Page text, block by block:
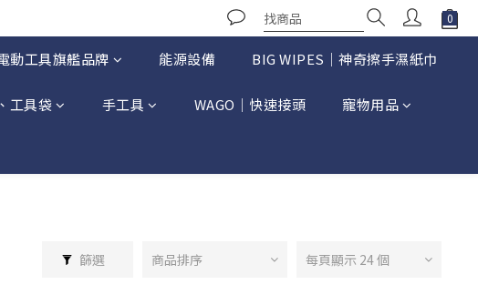
動工具旗艦品牌 能源設備 BIG WIPES｜神奇擦手濕紙巾
工具袋 手工具 WAGO｜快速接頭 寵物用品
篩選 商品排序 每頁顯示 24 個